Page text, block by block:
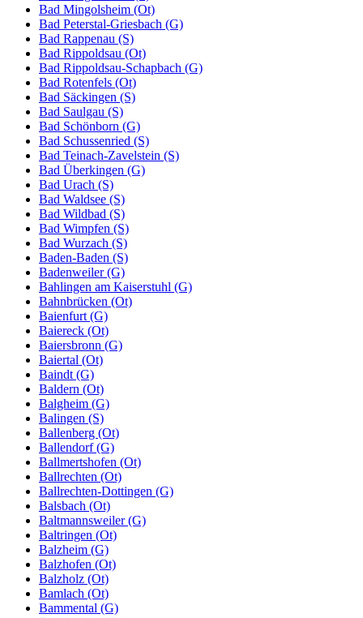
Bad Mingolsheim (Ot)
Bad Peterstal-Griesbach (G)
Bad Rappenau (S)
Bad Rippoldsau (Ot)
Bad Rippoldsau-Schapbach (G)
Bad Rotenfels (Ot)
Bad Säckingen (S)
Bad Saulgau (S)
Bad Schönborn (G)
Bad Schussenried (S)
Bad Teinach-Zavelstein (S)
Bad Überkingen (G)
Bad Urach (S)
Bad Waldsee (S)
Bad Wildbad (S)
Bad Wimpfen (S)
Bad Wurzach (S)
Baden-Baden (S)
Badenweiler (G)
Bahlingen am Kaiserstuhl (G)
Bahnbrücken (Ot)
Baienfurt (G)
Baiereck (Ot)
Baiersbronn (G)
Baiertal (Ot)
Baindt (G)
Baldern (Ot)
Balgheim (G)
Balingen (S)
Ballenberg (Ot)
Ballendorf (G)
Ballmertshofen (Ot)
Ballrechten (Ot)
Ballrechten-Dottingen (G)
Balsbach (Ot)
Baltmannsweiler (G)
Baltringen (Ot)
Balzheim (G)
Balzhofen (Ot)
Balzholz (Ot)
Bamlach (Ot)
Bammental (G)